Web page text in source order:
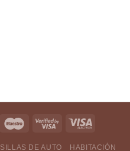
SILLAS DE AUTO HABITACIÓN